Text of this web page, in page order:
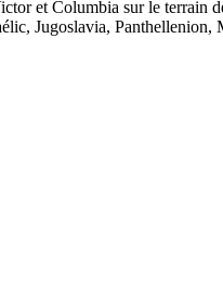
et Columbia sur le terrain
Jugoslavia,